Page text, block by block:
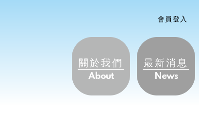
會員登入
About
關於我們
News
最新消息